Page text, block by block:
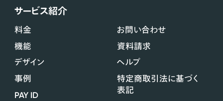
サービス紹介
料金
機能
デザイン
事例
PAY ID
お問い合わせ
資料請求
ヘルプ
特定商取引法に基づく
表記